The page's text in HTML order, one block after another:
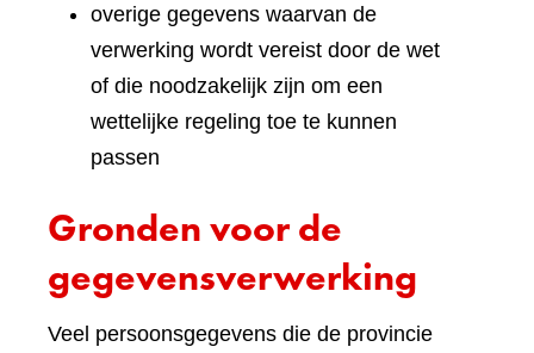
overige gegevens waarvan de
verwerking wordt vereist door de wet
of die noodzakelijk zijn om een
wettelijke regeling toe te kunnen
passen
Gronden voor de
gegevensverwerking
Veel persoonsgegevens die de provincie